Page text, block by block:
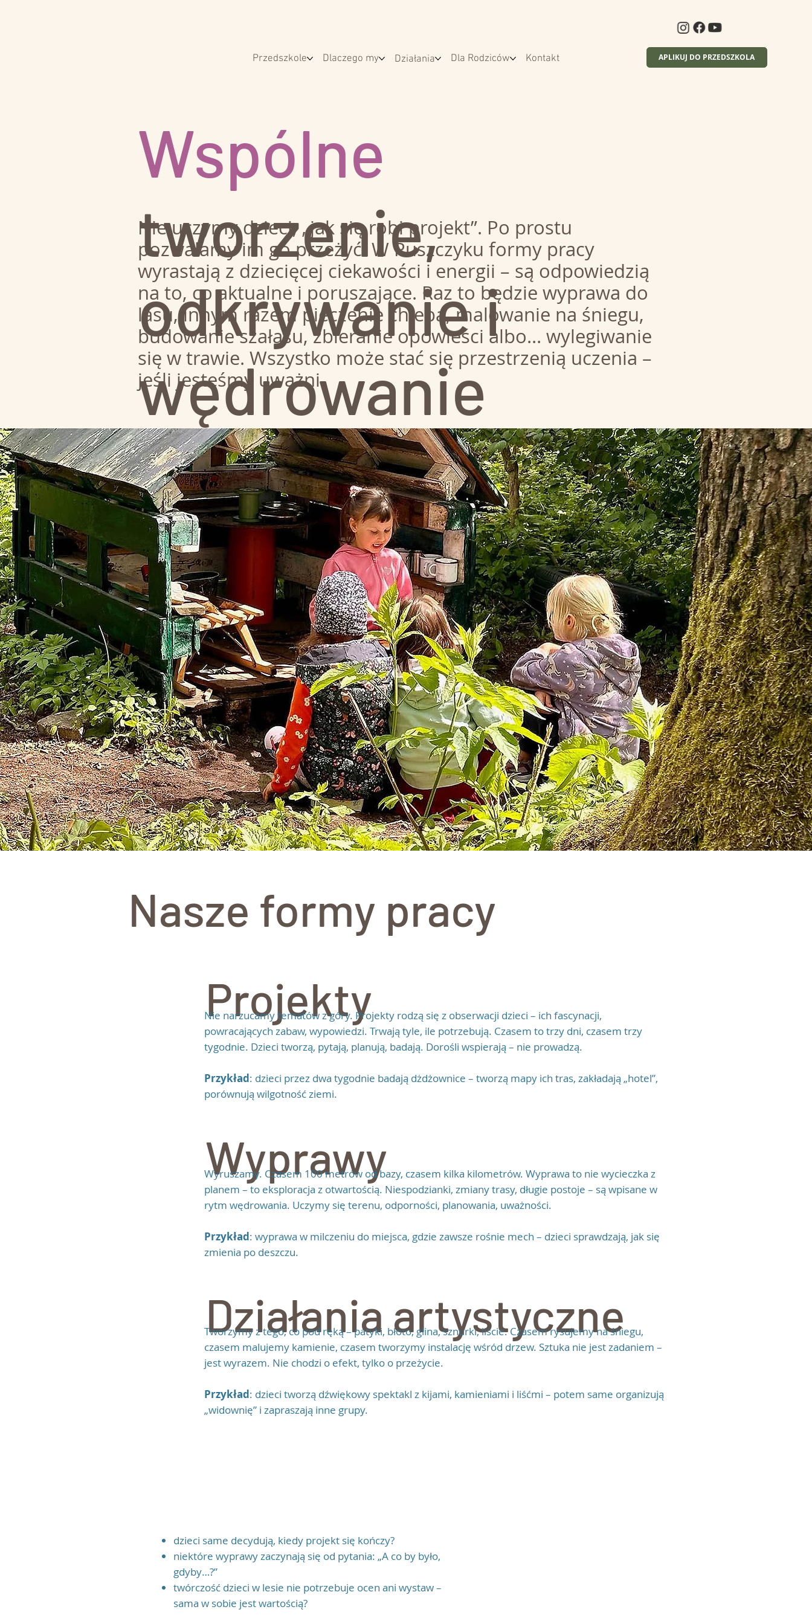
APLIKUJ DO PRZEDSZKOLA
Przedszkole Dlaczego my Działania Dla Rodziców Kontakt
Wspólne
tworzenie,
odkrywanie i
wędrowanie
Nie uczymy dzieci, „jak się robi projekt”. Po prostu
pozwalamy im go przeżyć. W Puszczyku formy pracy
wyrastają z dziecięcej ciekawości i energii – są odpowiedzią
na to, co aktualne i poruszające. Raz to będzie wyprawa do
lasu, innym razem pieczenie chleba, malowanie na śniegu,
budowanie szałasu, zbieranie opowieści albo… wylegiwanie
się w trawie. Wszystko może stać się przestrzenią uczenia –
jeśli jesteśmy uważni.
Nasze formy pracy
Projekty
Nie narzucamy tematów z góry. Projekty rodzą się z obserwacji dzieci – ich fascynacji,
powracających zabaw, wypowiedzi. Trwają tyle, ile potrzebują. Czasem to trzy dni, czasem trzy
tygodnie. Dzieci tworzą, pytają, planują, badają. Dorośli wspierają – nie prowadzą.
Przykład: dzieci przez dwa tygodnie badają dżdżownice – tworzą mapy ich tras, zakładają „hotel”,
porównują wilgotność ziemi.
Wyprawy
Wyruszamy. Czasem 100 metrów od bazy, czasem kilka kilometrów. Wyprawa to nie wycieczka z
planem – to eksploracja z otwartością. Niespodzianki, zmiany trasy, długie postoje – są wpisane w
rytm wędrowania. Uczymy się terenu, odporności, planowania, uważności.
Przykład: wyprawa w milczeniu do miejsca, gdzie zawsze rośnie mech – dzieci sprawdzają, jak się
zmienia po deszczu.
Działania artystyczne
Tworzymy z tego, co pod ręką – patyki, błoto, glina, sznurki, liście. Czasem rysujemy na śniegu,
czasem malujemy kamienie, czasem tworzymy instalację wśród drzew. Sztuka nie jest zadaniem –
jest wyrazem. Nie chodzi o efekt, tylko o przeżycie.
Przykład: dzieci tworzą dźwiękowy spektakl z kijami, kamieniami i liśćmi – potem same organizują
„widownię” i zapraszają inne grupy.
dzieci same decydują, kiedy projekt się kończy?
niektóre wyprawy zaczynają się od pytania: „A co by było,
gdyby…?”
twórczość dzieci w lesie nie potrzebuje ocen ani wystaw –
sama w sobie jest wartością?